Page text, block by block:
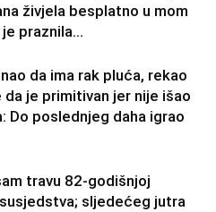
živjela besplatno u mom
praznila...
da ima rak pluća, rekao
da je primitivan jer nije išao
Do poslednjeg daha igrao
travu 82-godišnjoj
sljedećeg jutra